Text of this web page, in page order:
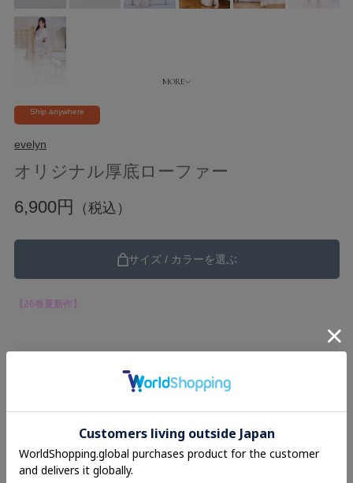
Ship anywhere
evelyn
オリジナル厚底ローファー
6,900円
（税込）
サイズ / カラーを選ぶ
【26春夏新作】
素材
甲皮の使用材 合成皮革
底材の種類 合成底